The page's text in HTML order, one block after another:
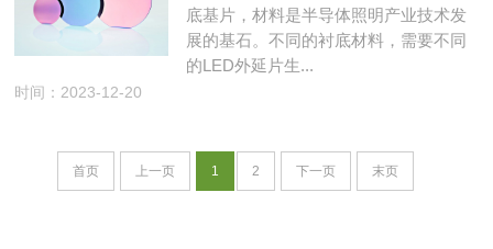
底基片，材料是半导体照明产业技术发
展的基石。不同的衬底材料，需要不同
的LED外延片生...
时间：2023-12-20
首页 上一页 1 2 下一页 末页